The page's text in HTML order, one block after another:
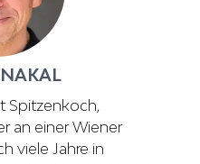
Spitzenkoch,
an einer Wiener
viele Jahre in